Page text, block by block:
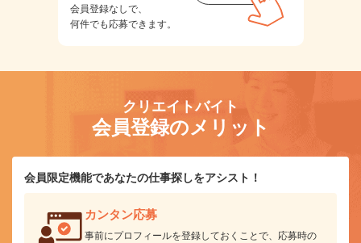
会員登録なしで、
何件でも応募できます。
クリエイトバイト
会員登録のメリット
会員限定機能であなたの仕事探しをアシスト！
カンタン応募
事前にプロフィールを登録しておくことで、応募時の